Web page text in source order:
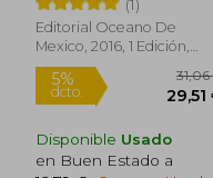
(1)
Editorial Oceano De
Mexico, 2016, 1 Edición,
Tapa Blanda, Nuevo
Disponible Usado
en Buen Estado a